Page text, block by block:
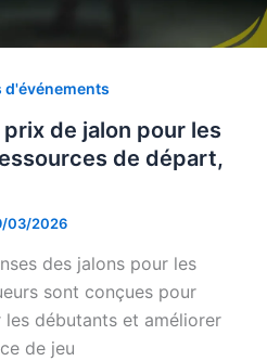
d'événements
de jalon pour les
de départ,
03/2026
des jalons pour les
sont conçues pour
les débutants et améliorer
de jeu